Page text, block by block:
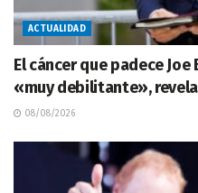
ACTUALIDAD
El cáncer que padece
«muy debilitante»,
08/08/2026